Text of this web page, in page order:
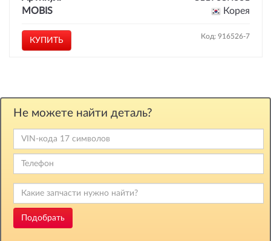
MOBIS
Корея
КУПИТЬ Код: 916526-7
Не можете найти деталь?
Подобрать